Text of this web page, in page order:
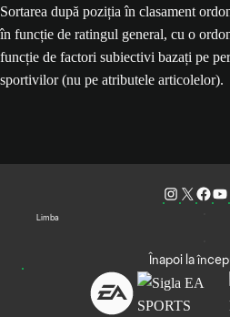
Sortarea după poziția în clasament
în funcție de ratingul general, cu o
funcție de factori subiectivi bazați pe
sportivilor (nu pe atributele articolelor).
Limba
Înapoi la